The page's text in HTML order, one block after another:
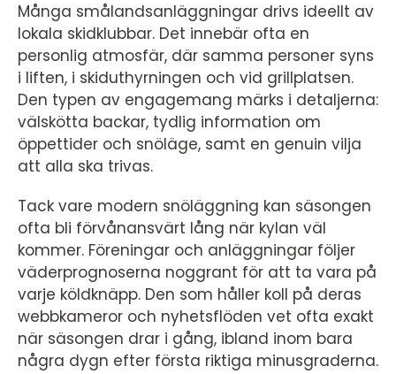
Många smålandsanläggningar drivs ideellt av
lokala skidklubbar. Det innebär ofta en
personlig atmosfär, där samma personer syns
i liften, i skiduthyrningen och vid grillplatsen.
Den typen av engagemang märks i detaljerna:
välskötta backar, tydlig information om
öppettider och snöläge, samt en genuin vilja
att alla ska trivas.
Tack vare modern snöläggning kan säsongen
ofta bli förvånansvärt lång när kylan väl
kommer. Föreningar och anläggningar följer
väderprognoserna noggrant för att ta vara på
varje köldknäpp. Den som håller koll på deras
webbkameror och nyhetsflöden vet ofta exakt
när säsongen drar i gång, ibland inom bara
några dygn efter första riktiga minusgraderna.